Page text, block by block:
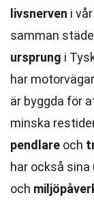
livsnerven i
samman
ursprung i
har
är byggda för
minska
pendlare och
har också
och